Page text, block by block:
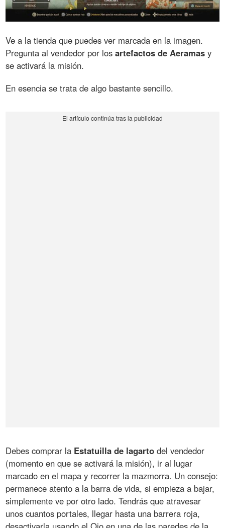
Ve a la tienda que puedes ver marcada en la imagen.
Pregunta al vendedor por losartefactos de Aeramas y
se activará la misión.
En esencia se trata de algo bastante sencillo.
Debes comprar la Estatuilla de lagarto del vendedor
(momento en que se activará la misión), ir al lugar
marcado en el mapa y recorrer la mazmorra. Un consejo:
permanece atento a la barra de vida, si empieza a bajar,
simplemente ve por otro lado. Tendrás que atravesar
unos cuantos portales, llegar hasta una barrera roja,